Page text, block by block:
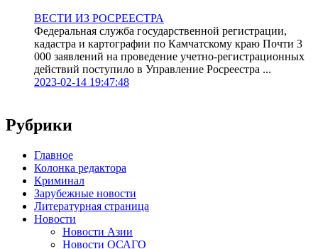
ВЕСТИ ИЗ РОСРЕЕСТРА
Федеральная служба государственной регистрации,
кадастра и картографии по Камчатскому краю Почти 3
000 заявлений на проведение учетно-регистрационных
действий поступило в Управление Росреестра ...
2023-02-14 19:47:48
Рубрики
Главное
Колонка редактора
Криминал
Зарубежные новости
Литературная страница
Новости
Новости Азии
Новости ОСАГО